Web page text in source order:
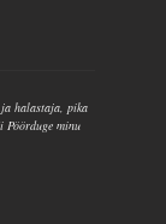
ja halastaja, pika
Pöörduge minu